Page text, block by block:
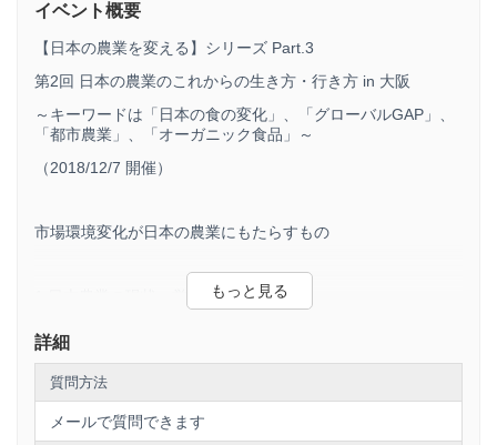
イベント概要
【日本の農業を変える】シリーズ Part.3
第2回 日本の農業のこれからの生き方・行き方 in 大阪
～キーワードは「日本の食の変化」、「グローバルGAP」、
「都市農業」、「オーガニック食品」～
（2018/12/7 開催）
市場環境変化が日本の農業にもたらすもの
1.日本農業の現状～営農主体の変化～
2.日本農業の将来展望
（1）日本の食マーケットの変化に合わせた農業へ
（3）変化する都市農業の将来（生産緑地2022年問題）
詳細
質問方法
メールで質問できます